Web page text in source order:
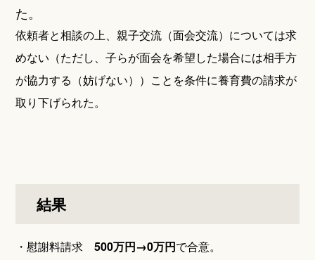
た。
依頼者と相談の上、親子交流（面会交流）については求
めない（ただし、子らが面会を希望した場合には相手方
が協力する（妨げない））ことを条件に養育費の請求が
取り下げられた。
結果
・慰謝料請求500万円→0万円で合意。